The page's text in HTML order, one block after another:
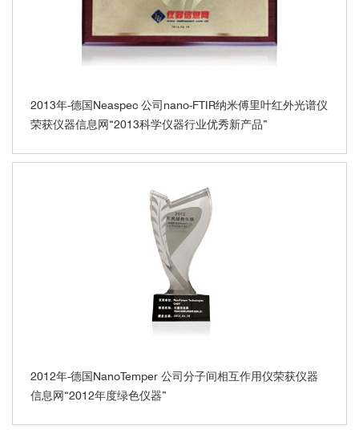
2013年-德国Neaspec 公司nano-FTIR纳米傅里叶红外光谱仪
荣获仪器信息网“2013科学仪器行业优秀新产品”
2012年-德国NanoTemper 公司分子间相互作用仪荣获仪器
信息网“2012年度绿色仪器”